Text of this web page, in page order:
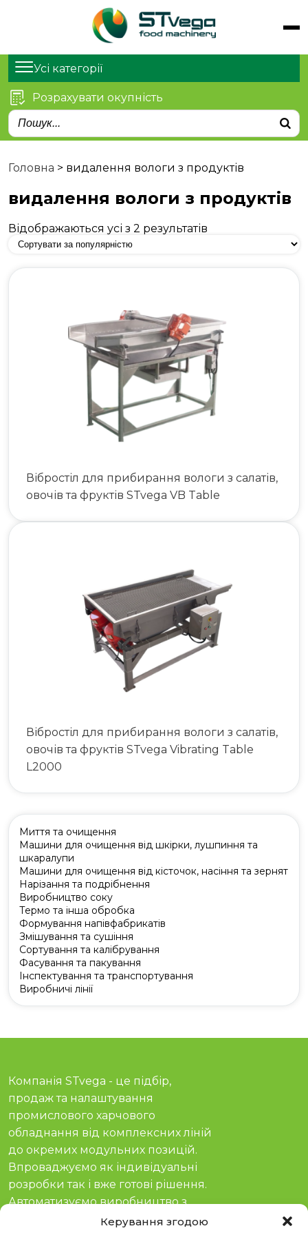
Керування згодою
Обладнання
Продукти
Статті
Про нас
Контакти
м. Київ, просп. Степана
063 808 00 26|073 808 00 23
073 808 00 24
Усі категорії
Розрахувати окупність
Головна > видалення вологи з продуктів
видалення вологи з продуктів
Відображаються усі з 2 результатів
Вібростіл для прибирання вологи з салатів,
овочів та фруктів STvega VB Table
Вібростіл для прибирання вологи з салатів,
овочів та фруктів STvega Vibrating Table
L2000
Миття та очищення
Машини для очищення від шкірки, лушпиння та
шкаралупи
Машини для очищення від кісточок, насіння та зернят
Нарізання та подрібнення
Виробництво соку
Термо та інша обробка
Формування напівфабрикатів
Змішування та сушіння
Сортування та калібрування
Фасування та пакування
Інспектування та транспортування
Виробничі лінії
Компанія STvega - це підбір,
продаж та налаштування
промислового харчового
обладнання від комплексних ліній
до окремих модульних позицій.
Впроваджуємо як індивідуальні
розробки так і вже готові рішення.
Автоматизуємо виробництво з
гарантією та сервісом з 2011 року.